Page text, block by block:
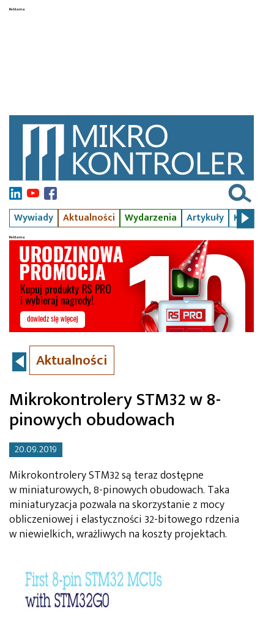
Wywiady Aktualności Wydarzenia Artykuły Kursy
Aktualności
Mikrokontrolery STM32 w 8-
pinowych obudowach
20.09.2019
Mikrokontrolery STM32 są teraz dostępne
w miniaturowych, 8-pinowych obudowach. Taka
miniaturyzacja pozwala na skorzystanie z mocy
obliczeniowej i elastyczności 32-bitowego rdzenia
w niewielkich, wrażliwych na koszty projektach.